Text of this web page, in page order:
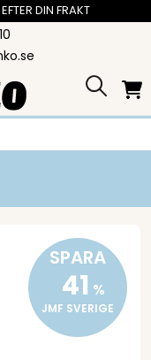
DIN FRAKT
SPARA
41 %
JMF SVERIGE